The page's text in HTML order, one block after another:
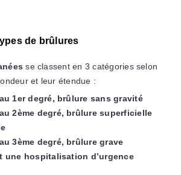
de brûlures
se classent en 3 catégories selon
et leur étendue :
1er degré, brûlure sans gravité
2ème degré, brûlure superficielle
3ème degré, brûlure grave
une hospitalisation d’urgence